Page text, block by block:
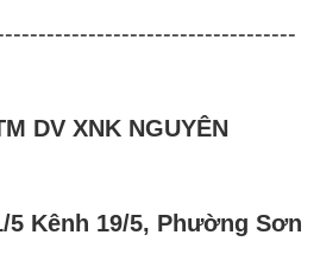
DV XNK NGUYÊN
Kênh 19/5, Phường Sơn